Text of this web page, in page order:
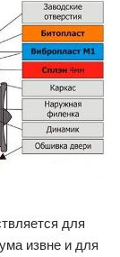
для
извне и для